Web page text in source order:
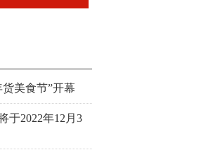
美食节”开幕
于2022年12月3